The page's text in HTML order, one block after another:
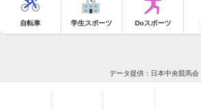
自転車 学生スポーツ Doスポーツ
データ提供：日本中央競馬会